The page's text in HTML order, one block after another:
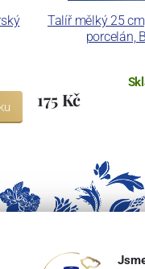
Talíř mělký 25
porcelán,
175 Kč